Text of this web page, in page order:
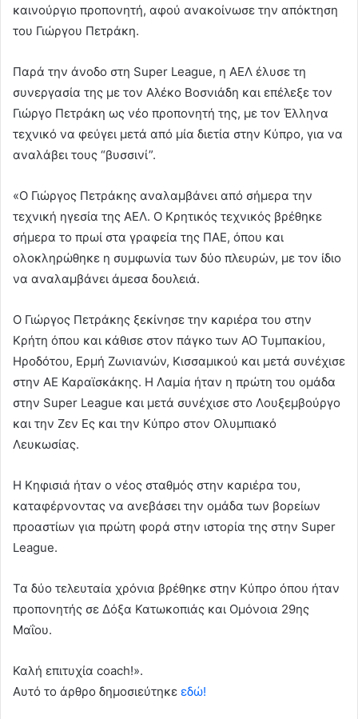
καινούργιο προπονητή, αφού ανακοίνωσε την απόκτηση
του Γιώργου Πετράκη.
Παρά την άνοδο στη Super League, η ΑΕΛ έλυσε τη
συνεργασία της με τον Αλέκο Βοσνιάδη και επέλεξε τον
Γιώργο Πετράκη ως νέο προπονητή της, με τον Έλληνα
τεχνικό να φεύγει μετά από μία διετία στην Κύπρο, για να
αναλάβει τους “βυσσινί”.
«Ο Γιώργος Πετράκης αναλαμβάνει από σήμερα την
τεχνική ηγεσία της ΑΕΛ. Ο Κρητικός τεχνικός βρέθηκε
σήμερα το πρωί στα γραφεία της ΠΑΕ, όπου και
ολοκληρώθηκε η συμφωνία των δύο πλευρών, με τον ίδιο
να αναλαμβάνει άμεσα δουλειά.
Ο Γιώργος Πετράκης ξεκίνησε την καριέρα του στην
Κρήτη όπου και κάθισε στον πάγκο των ΑΟ Τυμπακίου,
Ηροδότου, Ερμή Ζωνιανών, Κισσαμικού και μετά συνέχισε
στην ΑΕ Καραϊσκάκης. Η Λαμία ήταν η πρώτη του ομάδα
στην Super League και μετά συνέχισε στο Λουξεμβούργο
και την Ζεν Ες και την Κύπρο στον Ολυμπιακό
Λευκωσίας.
Η Κηφισιά ήταν ο νέος σταθμός στην καριέρα του,
καταφέρνοντας να ανεβάσει την ομάδα των βορείων
προαστίων για πρώτη φορά στην ιστορία της στην Super
League.
Τα δύο τελευταία χρόνια βρέθηκε στην Κύπρο όπου ήταν
προπονητής σε Δόξα Κατωκοπιάς και Ομόνοια 29ης
Μαΐου.
Καλή επιτυχία coach!».
Αυτό το άρθρο δημοσιεύτηκε εδώ!